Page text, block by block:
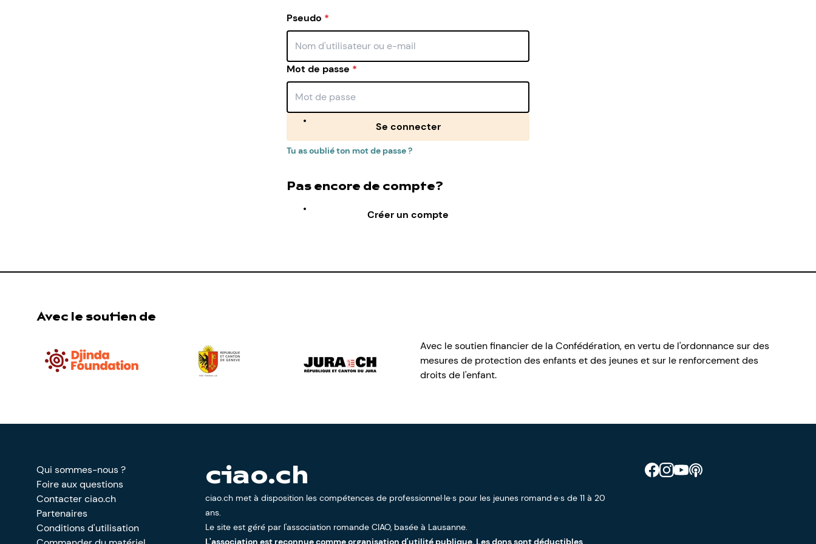
Pseudo *
Mot de passe *
Se connecter
Tu as oublié ton mot de passe ?
Pas encore de compte?
Créer un compte
Avec le soutien de
Avec le soutien financier de la Confédération, en vertu de l'ordonnance sur des
mesures de protection des enfants et des jeunes et sur le renforcement des
droits de l'enfant.
Retrouve CIAO sur Facebook
Retrouve CIAO sur Instagram
Retrouve CIAO sur YouTube
Découvre notre podcast
Qui sommes-nous ?
Foire aux questions
Contacter ciao.ch
Partenaires
Conditions d'utilisation
ciao.ch
ciao.ch met à disposition les compétences de professionnel·le·s pour les jeunes romand·e·s de 11 à 20
ans.
Le site est géré par l'association romande CIAO, basée à Lausanne.
L'association est reconnue comme organisation d'utilité publique. Les dons sont déductibles